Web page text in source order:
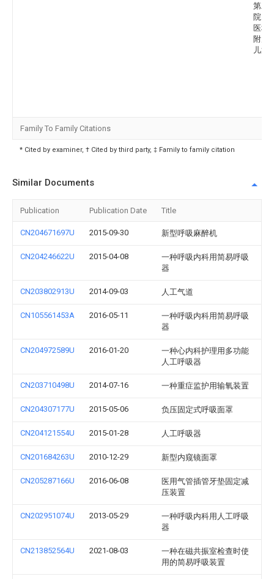
第二
院、
医科
附属
儿童
Family To Family Citations
* Cited by examiner, † Cited by third party, ‡ Family to family citation
Similar Documents
Publication Publication Date Title
CN204671697U 2015-09-30 新型呼吸麻醉机
CN204246622U 2015-04-08
一种呼吸内科用简易呼吸
器
CN203802913U 2014-09-03 人工气道
CN105561453A 2016-05-11
一种呼吸内科用简易呼吸
器
CN204972589U 2016-01-20
一种心内科护理用多功能
人工呼吸器
CN203710498U 2014-07-16 一种重症监护用输氧装置
CN204307177U 2015-05-06 负压固定式呼吸面罩
CN204121554U 2015-01-28 人工呼吸器
CN201684263U 2010-12-29 新型内窥镜面罩
CN205287166U 2016-06-08
医用气管插管牙垫固定减
压装置
CN202951074U 2013-05-29
一种呼吸内科用人工呼吸
器
CN213852564U 2021-08-03
一种在磁共振室检查时使
用的简易呼吸装置